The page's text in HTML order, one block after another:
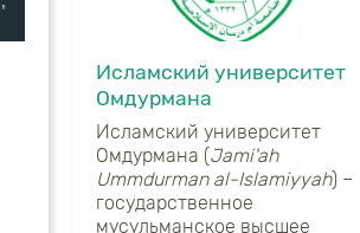
Исламский университет
Омдурмана
Исламский университет
Омдурмана (Jami'ah
Ummdurman al-Islamiyyah) –
государственное
мусульманское высшее